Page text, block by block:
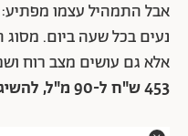
אבל התמהיל עצמו
נעים בכל שעה ביום.
אלא גם עושים מצב רוח
453 ש"ח ל-90 מ"ל, להשיג ברשתות הפארם